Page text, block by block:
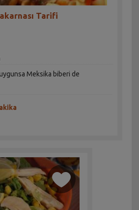
Tarifi
Meksika biberi de